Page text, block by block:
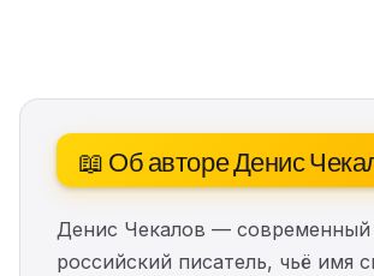
📖 Об авторе Денис
Денис Чекалов — современный
российский писатель, чьё имя